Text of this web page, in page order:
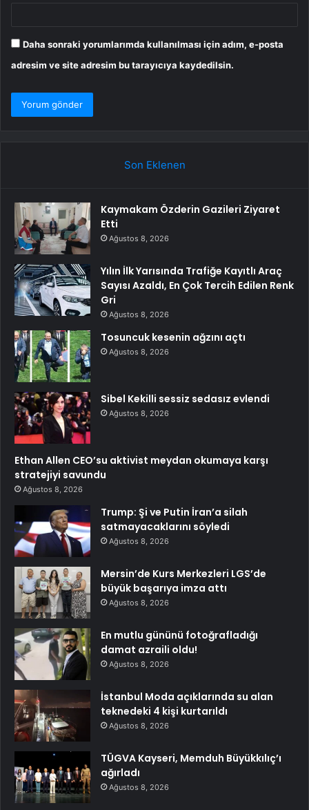
Daha sonraki yorumlarımda kullanılması için adım, e-posta
adresim ve site adresim bu tarayıcıya kaydedilsin.
Son Eklenen
Kaymakam Özderin Gazileri Ziyaret
Etti
Ağustos 8, 2026
Yılın İlk Yarısında Trafiğe Kayıtlı Araç
Sayısı Azaldı, En Çok Tercih Edilen Renk
Gri
Ağustos 8, 2026
Tosuncuk kesenin ağzını açtı
Ağustos 8, 2026
Sibel Kekilli sessiz sedasız evlendi
Ağustos 8, 2026
Ethan Allen CEO’su aktivist meydan okumaya karşı
stratejiyi savundu
Ağustos 8, 2026
Trump: Şi ve Putin İran’a silah
satmayacaklarını söyledi
Ağustos 8, 2026
Mersin’de Kurs Merkezleri LGS’de
büyük başarıya imza attı
Ağustos 8, 2026
En mutlu gününü fotoğrafladığı
damat azraili oldu!
Ağustos 8, 2026
İstanbul Moda açıklarında su alan
teknedeki 4 kişi kurtarıldı
Ağustos 8, 2026
TÜGVA Kayseri, Memduh Büyükkılıç’ı
ağırladı
Ağustos 8, 2026